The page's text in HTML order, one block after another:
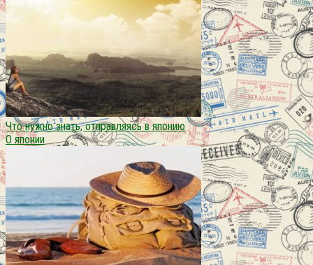
Что нужно знать, отправляясь в японию
О японии